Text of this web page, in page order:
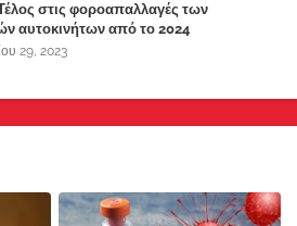
στις φοροαπαλλαγές των
αυτοκινήτων από το 2024
29, 2023